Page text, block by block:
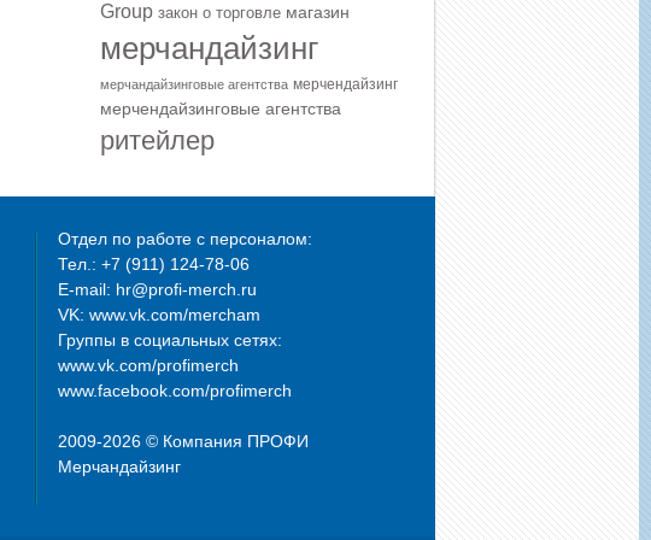
Group закон о торговле магазин
мерчандайзинг
мерчандайзинговые агентства мерчендайзинг
мерчендайзинговые агентства
ритейлер
Отдел по работе с персоналом:
Тел.: +7 (911) 124-78-06
E-mail: hr@profi-merch.ru
VK: www.vk.com/mercham
Группы в социальных сетях:
www.vk.com/profimerch
www.facebook.com/profimerch
2009-2026 © Компания ПРОФИ
Мерчандайзинг